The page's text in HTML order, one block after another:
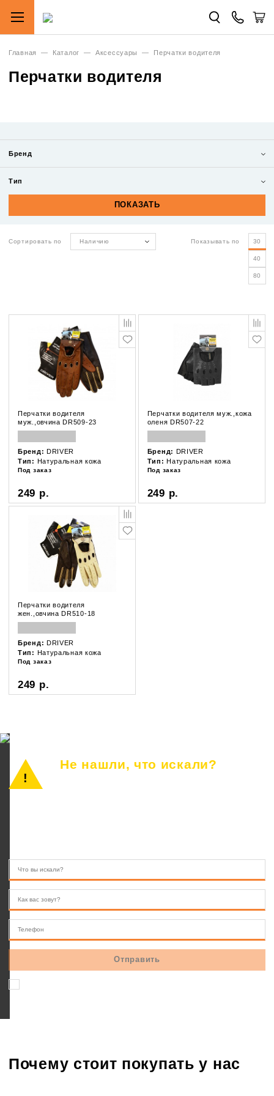
Главная — Каталог — Аксесcуары — Перчатки водителя
Перчатки водителя
Бренд
Тип
Сортировать по Наличию Показывать по 30
40
80
Перчатки водителя
муж.,овчина DR509-23
Бренд: DRIVER
Тип: Натуральная кожа
Под заказ
249 р.
Перчатки водителя муж.,кожа
оленя DR507-22
Бренд: DRIVER
Тип: Натуральная кожа
Под заказ
249 р.
Перчатки водителя
жен.,овчина DR510-18
Бренд: DRIVER
Тип: Натуральная кожа
Под заказ
249 р.
Не нашли, что искали?
Почему стоит покупать у нас